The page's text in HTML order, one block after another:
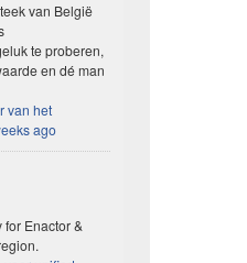
van België
te proberen,
en dé man
van het
ago
Enactor &